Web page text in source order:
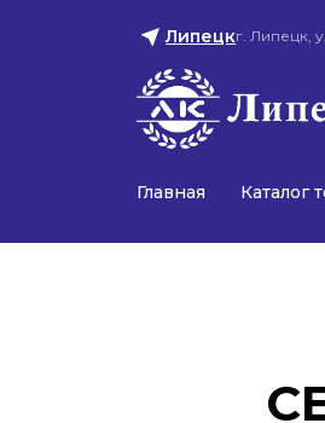
Липецкг. Липецк,
Главная Каталог